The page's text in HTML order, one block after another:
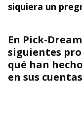
siquiera un
En Pick-
siguientes
qué han
en sus